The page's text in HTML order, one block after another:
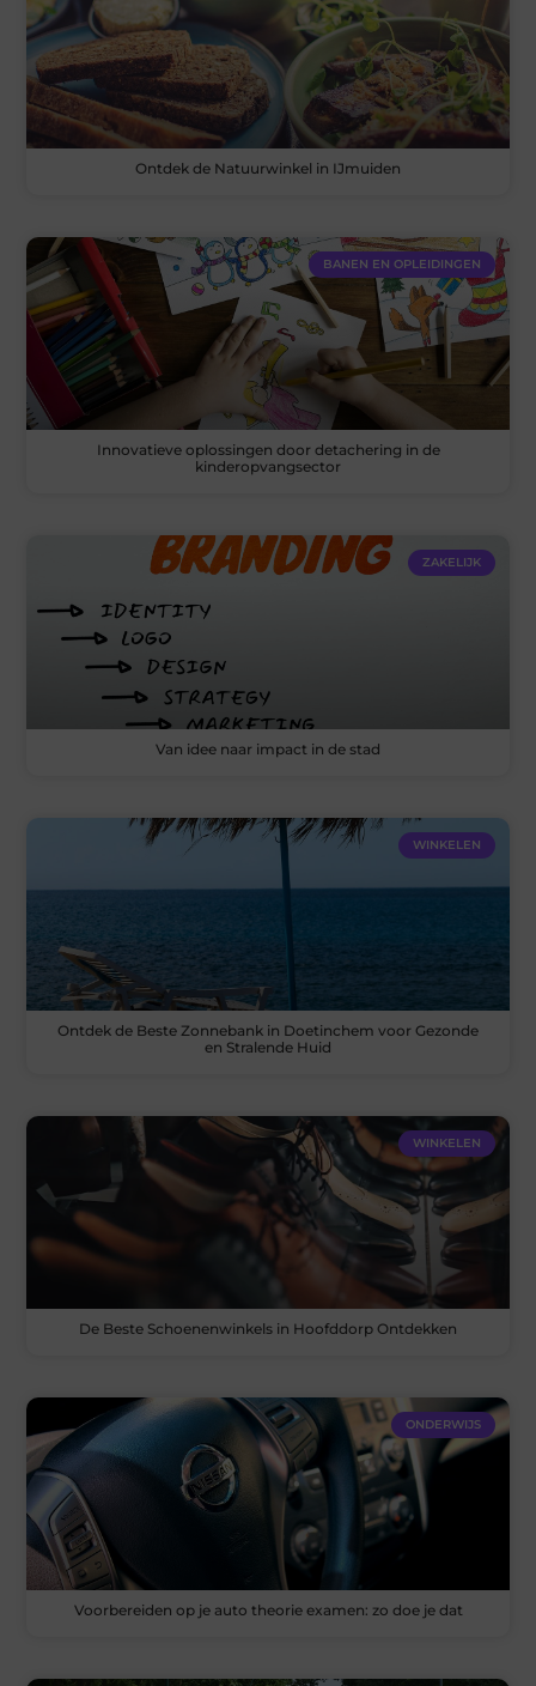
Ontdek de Natuurwinkel in IJmuiden
BANEN EN OPLEIDINGEN
Innovatieve oplossingen door detachering in de
kinderopvangsector
ZAKELIJK
Van idee naar impact in de stad
WINKELEN
Ontdek de Beste Zonnebank in Doetinchem voor Gezonde
en Stralende Huid
WINKELEN
De Beste Schoenenwinkels in Hoofddorp Ontdekken
ONDERWIJS
Voorbereiden op je auto theorie examen: zo doe je dat